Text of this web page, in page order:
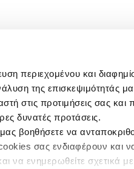
περιεχομένου και
της επισκεψιμότητάς
στις προτιμήσεις σας και
δυνατές προτάσεις.
μας βοηθήσετε να
σας ενδιαφέρουν και
να ενημερωθείτε σχετικά